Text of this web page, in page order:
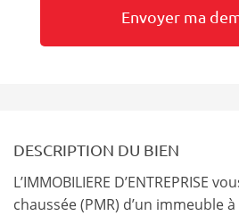
DESCRIPTION DU BIEN
L’IMMOBILIERE D’ENTREPRISE
chaussée (PMR) d’un immeuble